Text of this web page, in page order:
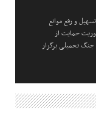
و رفع موانع
حمایت از
تحمیلی برگزار